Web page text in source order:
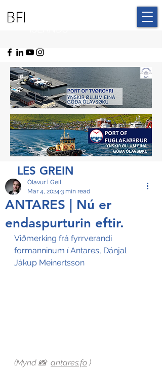
LES GREIN
ANTARES | Nú er
endaspurturin eftir.
Ólavur Í Geil
Mar 4, 2024 3 min read
Viðmerking frá fyrrverandi
formanninum í Antares, Dánjal
Jákup Meinertsson
(Mynd 📸 antares.fo )